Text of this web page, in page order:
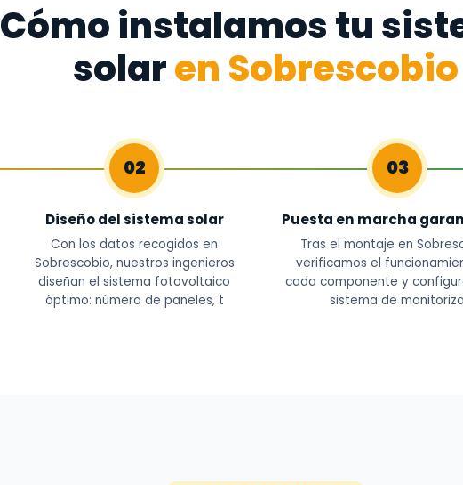
Cómo instalamos tu
solaren Sobrescobio
02
Diseño del sistema solar
Con los datos recogidos en
Sobrescobio, nuestros ingenieros
diseñan el sistema fotovoltaico
óptimo: número de paneles, t
03
Puesta en marcha
Tras el montaje en
verificamos el
cada componente y
sistema de monitoriza